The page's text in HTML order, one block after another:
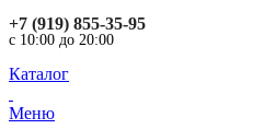
+7 (919) 855-35-95
с 10:00 до 20:00
Каталог
Меню